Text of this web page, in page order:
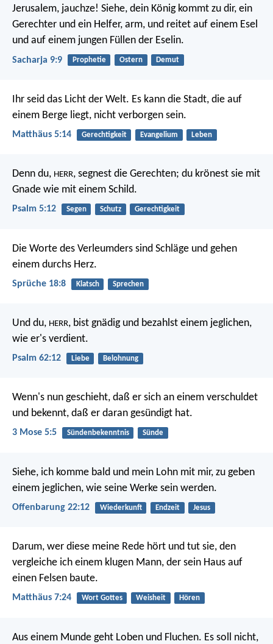
Jerusalem, jauchze! Siehe, dein König kommt zu dir, ein
Gerechter und ein Helfer, arm, und reitet auf einem Esel
und auf einem jungen Füllen der Eselin.
Sacharja 9:9 Prophetie Ostern Demut
Ihr seid das Licht der Welt. Es kann die Stadt, die auf
einem Berge liegt, nicht verborgen sein.
Matthäus 5:14 Gerechtigkeit Evangelium Leben
Denn du, HERR, segnest die Gerechten; du krönest sie mit
Gnade wie mit einem Schild.
Psalm 5:12 Segen Schutz Gerechtigkeit
Die Worte des Verleumders sind Schläge und gehen
einem durchs Herz.
Sprüche 18:8 Klatsch Sprechen
Und du, HERR, bist gnädigund bezahlst einem jeglichen,
wie er's verdient.
Psalm 62:12 Liebe Belohnung
Wenn's nun geschieht, daß er sich an einem verschuldet
und bekennt, daß er daran gesündigt hat.
3 Mose 5:5 Sündenbekenntnis Sünde
Siehe, ich komme bald und mein Lohn mit mir, zu geben
einem jeglichen, wie seine Werke sein werden.
Offenbarung 22:12 Wiederkunft Endzeit Jesus
Darum, wer diese meine Rede hört und tut sie, den
vergleiche ich einem klugen Mann, der sein Haus auf
einen Felsen baute.
Matthäus 7:24 Wort Gottes Weisheit Hören
Aus einem Munde geht Loben und Fluchen. Es soll nicht,